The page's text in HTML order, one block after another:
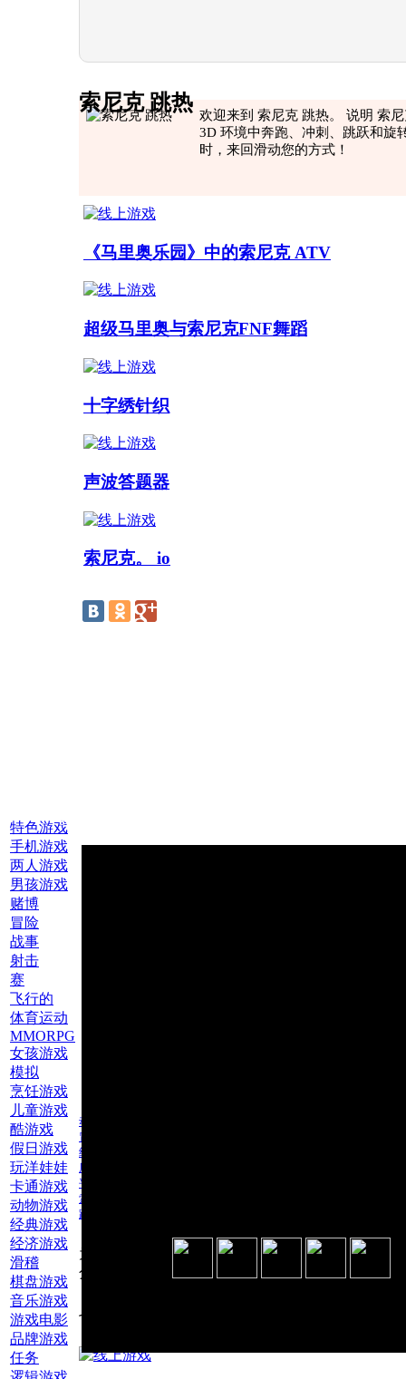
线上游戏:
特色游戏
手机游戏
两人游戏
男孩游戏
赌博
冒险
战事
射击
赛
飞行的
体育运动
MMORPG
女孩游戏
模拟
烹饪游戏
儿童游戏
酷游戏
假日游戏
玩洋娃娃
卡通游戏
动物游戏
经典游戏
经济游戏
滑稽
棋盘游戏
音乐游戏
游戏电影
品牌游戏
任务
索尼克 跳热
欢迎来到 索尼克 跳热。 说明 索
3D 环境中奔跑、冲刺、跳跃和旋
时，来回滑动您的方式！
《马里奥乐园》中的索尼克 ATV
超级马里奥与索尼克FNF舞蹈
十字绣针织
声波答题器
索尼克。 io
动物游戏
冒险
经典游戏
历险记
平台游戏
索尼克
跳跃
为此游戏评
分：
也玩网络游戏跳跃